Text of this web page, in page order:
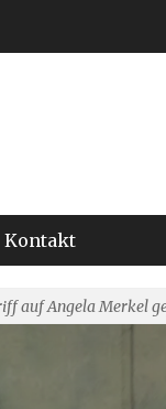
Kontakt
auf Angela Merkel